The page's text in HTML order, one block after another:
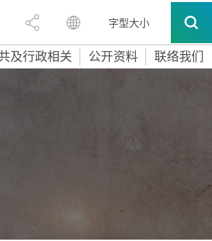
字型大小
及行政相关 公开资料 联络我们